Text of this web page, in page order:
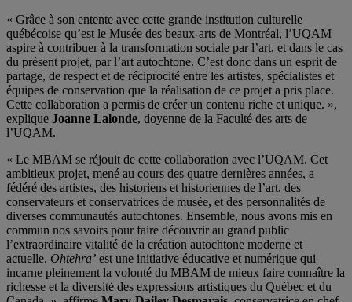
« Grâce à son entente avec cette grande institution culturelle
québécoise qu’est le Musée des beaux-arts de Montréal, l’UQAM
aspire à contribuer à la transformation sociale par l’art, et dans le cas
du présent projet, par l’art autochtone. C’est donc dans un esprit de
partage, de respect et de réciprocité entre les artistes, spécialistes et
équipes de conservation que la réalisation de ce projet a pris place.
Cette collaboration a permis de créer un contenu riche et unique. »,
explique Joanne Lalonde, doyenne de la Faculté des arts de
l’UQAM.
« Le MBAM se réjouit de cette collaboration avec l’UQAM. Cet
ambitieux projet, mené au cours des quatre dernières années, a
fédéré des artistes, des historiens et historiennes de l’art, des
conservateurs et conservatrices de musée, et des personnalités de
diverses communautés autochtones. Ensemble, nous avons mis en
commun nos savoirs pour faire découvrir au grand public
l’extraordinaire vitalité de la création autochtone moderne et
actuelle. Ohtehra’ est une initiative éducative et numérique qui
incarne pleinement la volonté du MBAM de mieux faire connaître la
richesse et la diversité des expressions artistiques du Québec et du